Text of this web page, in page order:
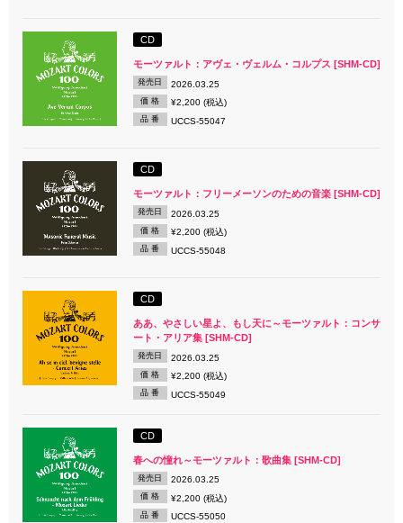
CD
モーツァルト：アヴェ・ヴェルム・コルプス [SHM-CD]
発売日 2026.03.25
価 格 ¥2,200 (税込)
品 番 UCCS-55047
CD
モーツァルト：フリーメーソンのための音楽 [SHM-CD]
発売日 2026.03.25
価 格 ¥2,200 (税込)
品 番 UCCS-55048
CD
ああ、やさしい星よ、もし天に～モーツァルト：コンサ
ート・アリア集 [SHM-CD]
発売日 2026.03.25
価 格 ¥2,200 (税込)
品 番 UCCS-55049
CD
春への憧れ～モーツァルト：歌曲集 [SHM-CD]
発売日 2026.03.25
価 格 ¥2,200 (税込)
品 番 UCCS-55050